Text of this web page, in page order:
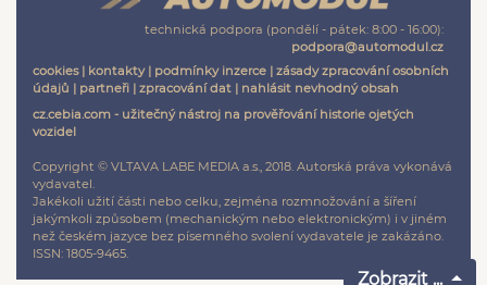
technická podpora (pondělí - pátek: 8:00 - 16:00):
podpora@automodul.cz
cookies| kontakty| podmínky inzerce | zásady zpracování osobních
údajů | partneři | zpracování dat | nahlásit nevhodný obsah
cz.cebia.com - užitečný nástroj na prověřování historie ojetých
vozidel
Copyright © VLTAVA LABE MEDIA a.s., 2018. Autorská práva vykonává
vydavatel.
Jakékoli užití části nebo celku, zejména rozmnožování a šíření
jakýmkoli způsobem (mechanickým nebo elektronickým) i v jiném
než českém jazyce bez písemného svolení vydavatele je zakázáno.
ISSN: 1805-9465.
Zobrazit ...